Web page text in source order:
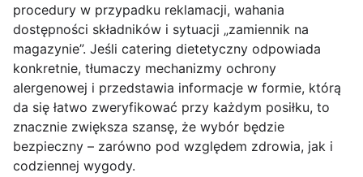
procedury w przypadku reklamacji, wahania
dostępności składników i sytuacji „zamiennik na
magazynie”. Jeśli catering dietetyczny odpowiada
konkretnie, tłumaczy mechanizmy ochrony
alergenowej i przedstawia informacje w formie, którą
da się łatwo zweryfikować przy każdym posiłku, to
znacznie zwiększa szansę, że wybór będzie
bezpieczny – zarówno pod względem zdrowia, jak i
codziennej wygody.